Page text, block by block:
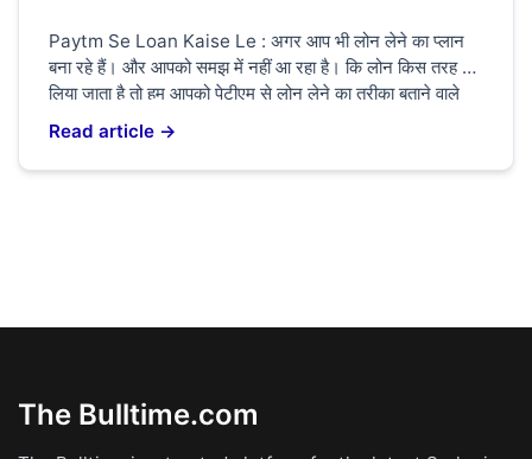
Paytm Se Loan Kaise Le : अगर आप भी लोन लेने का प्लान
बना रहे हैं। और आपको समझ में नहीं आ रहा है। कि लोन किस तरह से
लिया जाता है तो हम आपको पेटीएम से लोन लेने का तरीका बताने वाले
हैं। कि आप पर्सनल लोन या बिजनेस लोन या होम लोन लेना […]
Read article →
The Bulltime.com